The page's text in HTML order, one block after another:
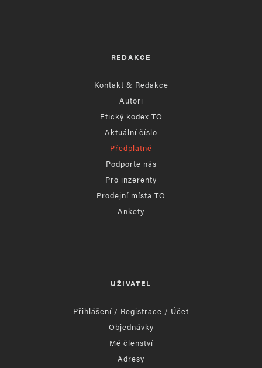
REDAKCE
Kontakt & Redakce
Autoři
Etický kodex TO
Aktuální číslo
Předplatné
Podpořte nás
Pro inzerenty
Prodejní místa TO
Ankety
UŽIVATEL
Přihlášení / Registrace / Účet
Objednávky
Mé členství
Adresy